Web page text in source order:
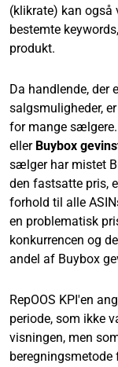
(klikrate) kan også
bestemte
produkt.
Da handlende, der
salgsmuligheder,
for mange sælgere.
eller Buybox
sælger har mistet
den fastsatte pris,
forhold til alle
en problematisk
konkurrencen og
andel af Buybox
RepOOS KPI'en
periode, som ikke
visningen, men